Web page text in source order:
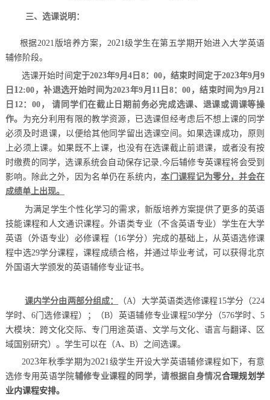
三、选课说明：
根据2021版培养方案，2021级学生在第五学期开始进入大学英语
辅修阶段。
选课开始时间 定于2023年9月4日8：00，结束时间定于2023年9月9
日 12:00，补退选开始时间为2023年9月11日8：00，结束时间为9月21
日12：00，
请同学们在截止日期前务必完成选课、退课或调课等操
作。 为充分利用有限的教学资源，已选课但经考虑后不想上课的同学
必须及时退课，以便给其他同学留出选课空间。如果选课成功，原则
上必须上课。如果既不上课，也没有在选课截止前退课，或者没有按
时缴费的同学，选课系统会自动保存记录,今后辅修专英课程将会受到
影响。除此之外，因为名单仍在系统内，本门课程记为零分，并会在
成绩单上出现。
为满足学生个性化学习的需求，新版培养方案提供了更多的英语
技能课程和人文通识课程。外语类专业（不含英语专业）学生在大学
英语（外语专业）必修课程（16学分）完成的基础上，从英语选修课
程中选29学分课程，课程成绩合格，并通过毕业考试，可以获得北京
外国语大学颁发的英语辅修专业证书。
课内学分由两部分组成： （A）大学英语类选修课程15学分（224
学时、6门选修课程）；（B）英语辅修专业课程50学分（576学时、5
大模块：跨文化交际、专门用途英语、文学与文化、语言与翻译、区
域国别研究）。学生可以在（A、B）之间选课。
2023年秋季学期为2021级学生开设大学英语辅修课程如下，有意
选修专用英语学院辅修专业课程的同学，请根据自身情况合理规划学
业内课程安排。